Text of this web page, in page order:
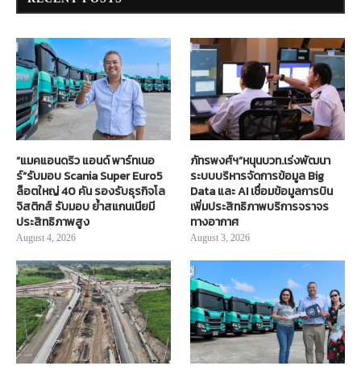
“แมคแอนดริว แอนด์ พาร์ทเนอ
ร์”รับมอบ Scania Super Euro5
ล็อตใหญ่ 40 คัน รองรับธุรกิจโล
จิสติกส์ รับมอบ ย้ำสแกนเนียมี
ประสิทธิภาพสูง
August 4, 2026
ภัทรพงศ์ฯ”หนุนบวท.เร่งพัฒนา
ระบบบริหารจัดการข้อมูล Big
Data และ AI เชื่อมข้อมูลการบิน
เพิ่มประสิทธิภาพบริการจราจร
ทางอากาศ
August 3, 2026